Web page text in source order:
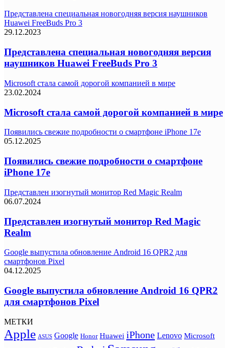
Представлена специальная новогодняя версия наушников
Huawei FreeBuds Pro 3
29.12.2023
Представлена специальная новогодняя версия
наушников Huawei FreeBuds Pro 3
Microsoft стала самой дорогой компанией в мире
23.02.2024
Microsoft стала самой дорогой компанией в мире
Появились свежие подробности о смартфоне iPhone 17e
05.12.2025
Появились свежие подробности о смартфоне
iPhone 17e
Представлен изогнутый монитор Red Magic Realm
06.07.2024
Представлен изогнутый монитор Red Magic
Realm
Google выпустила обновление Android 16 QPR2 для
смартфонов Pixel
04.12.2025
Google выпустила обновление Android 16 QPR2
для смартфонов Pixel
МЕТКИ
Apple ASUS Google Honor Huawei iPhone Lenovo Microsoft